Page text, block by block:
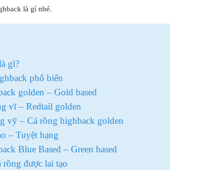
là gì nhé.
gì?
phổ biến
golden – Gold based
vĩ – Redtail golden
vỹ – Cá rồng highback golden
– Tuyệt hạng
Blue Based – Green based
rồng được lai tạo